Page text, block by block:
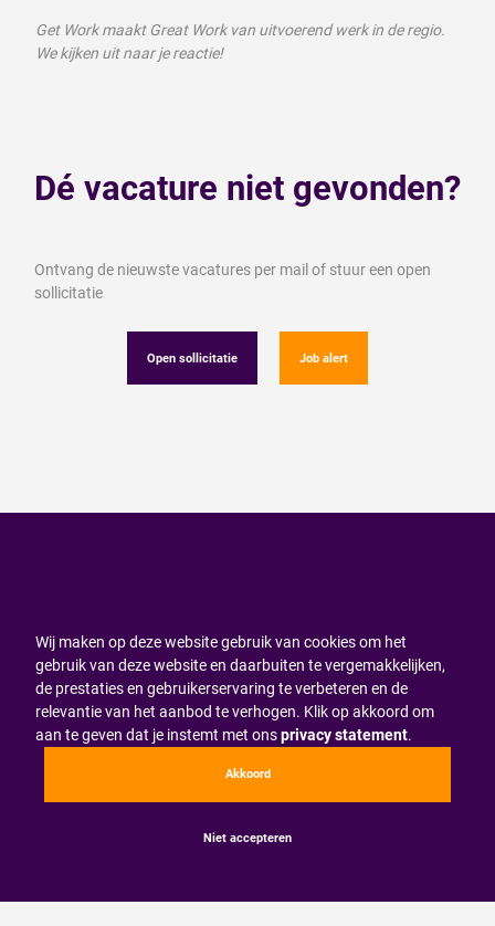
Get Work maakt Great Work van uitvoerend werk in de regio.
We kijken uit naar je reactie!
Dé vacature niet gevonden?
Ontvang de nieuwste vacatures per mail of stuur een open
sollicitatie
Open sollicitatie Job alert
Wij maken op deze website gebruik van cookies om het
gebruik van deze website en daarbuiten te vergemakkelijken,
de prestaties en gebruikerservaring te verbeteren en de
relevantie van het aanbod te verhogen. Klik op akkoord om
aan te geven dat je instemt met onsprivacy statement.
Akkoord
Niet accepteren